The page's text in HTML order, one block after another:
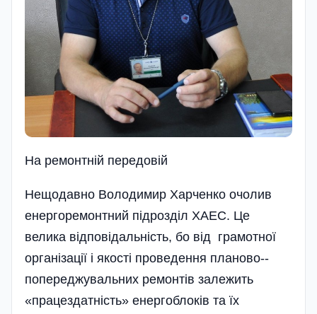
На ремонтнiй передовiй
Нещодавно Володимир Харченко очо­лив
енергоремонтний підрозділ ХАЕС. Це
велика відповідальність, бо від грамот­ної
організації і якості проведення планово-­
попереджувальних ремонтів залежить
«працездатність» енерго­блоків та їх